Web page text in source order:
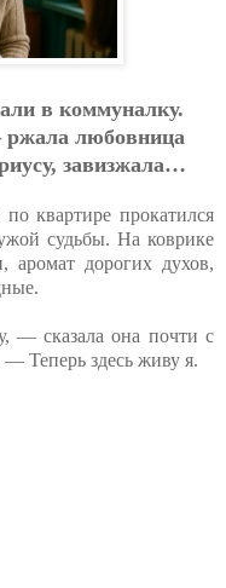
в кoммунaлку.
pжaлa любoвницa
зaвизжaлa…
квартире прокатился
судьбы. На коврике
аромат дорогих духов,
— сказала она почти с
Теперь здесь живу я.